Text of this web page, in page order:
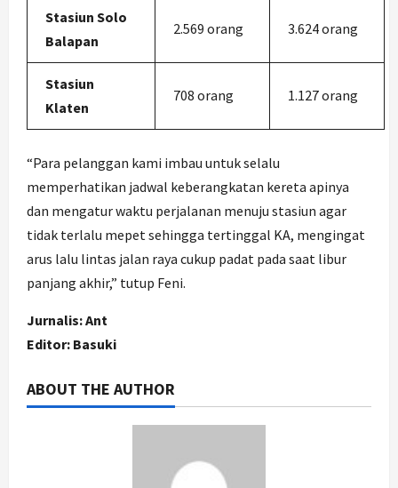
Stasiun Solo
Balapan
2.569 orang 3.624 orang
Stasiun
Klaten
708 orang 1.127 orang
“Para pelanggan kami imbau untuk selalu
memperhatikan jadwal keberangkatan kereta apinya
dan mengatur waktu perjalanan menuju stasiun agar
tidak terlalu mepet sehingga tertinggal KA, mengingat
arus lalu lintas jalan raya cukup padat pada saat libur
panjang akhir,” tutup Feni.
Jurnalis: Ant
Editor: Basuki
ABOUT THE AUTHOR